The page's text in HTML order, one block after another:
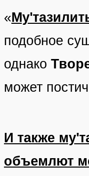
«
подобное
однако
может
И также
объемлют